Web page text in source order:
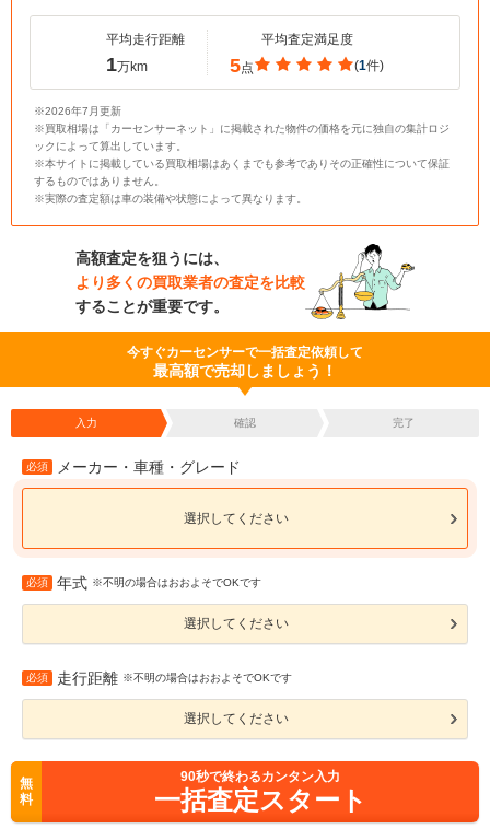
平均走行距離
1万km
平均査定満足度
5点 (1件)
※2026年7月更新
※買取相場は「カーセンサーネット」に掲載された物件の価格を元に独自の集計ロジ
ックによって算出しています。
※本サイトに掲載している買取相場はあくまでも参考でありその正確性について保証
するものではありません。
※実際の査定額は車の装備や状態によって異なります。
高額査定を狙うには、
より多くの買取業者の査定を比較
することが重要です。
今すぐカーセンサーで一括査定依頼して
最高額で売却しましょう！
入力 確認 完了
必須 メーカー・車種・グレード
選択してください
必須 年式 ※不明の場合はおおよそでOKです
選択してください
必須 走行距離 ※不明の場合はおおよそでOKです
選択してください
無
料
90秒で終わるカンタン入力
一括査定スタート